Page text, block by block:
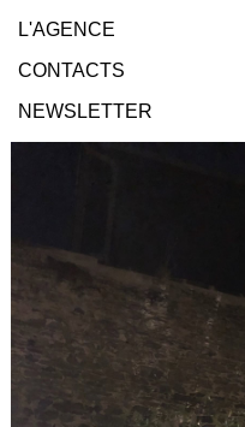
L'AGENCE
CONTACTS
NEWSLETTER